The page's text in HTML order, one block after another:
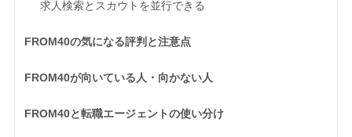
求人検索とスカウトを並行できる
FROM40の気になる評判と注意点
FROM40が向いている人・向かない人
FROM40と転職エージェントの使い分け